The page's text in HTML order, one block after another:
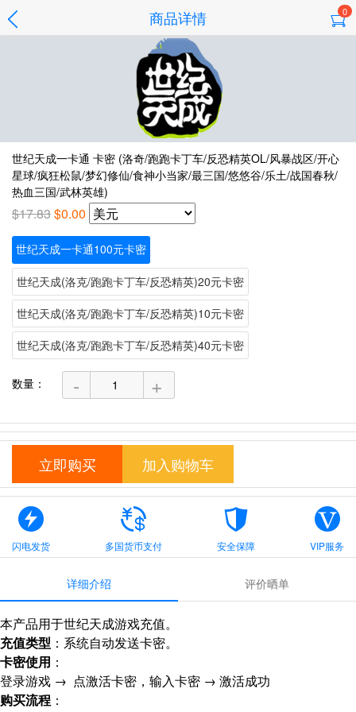
商品详情 0
世纪天成一卡通 卡密 (洛奇/跑跑卡丁车/反恐精英OL/风暴战区/开心
星球/疯狂松鼠/梦幻修仙/食神小当家/最三国/悠悠谷/乐土/战国春秋/
热血三国/武林英雄)
$17.83$0.00
世纪天成一卡通100元卡密
世纪天成(洛克/跑跑卡丁车/反恐精英)20元卡密
世纪天成(洛克/跑跑卡丁车/反恐精英)10元卡密
世纪天成(洛克/跑跑卡丁车/反恐精英)40元卡密
数量： - +
立即购买 加入购物车
闪电发货 多国货币支付 安全保障 VIP服务
详细介绍 评价晒单
本产品用于世纪天成游戏充值。
充值类型 ：系统自动发送卡密。
卡密使用 ：
登录游戏 → 点激活卡密，输入卡密 → 激活成功
购买流程 ：